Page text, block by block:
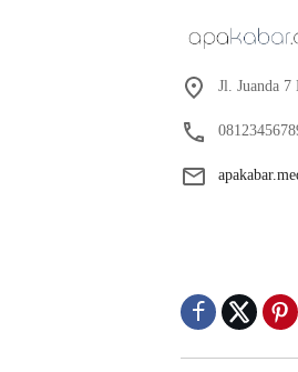
Jl. Juanda